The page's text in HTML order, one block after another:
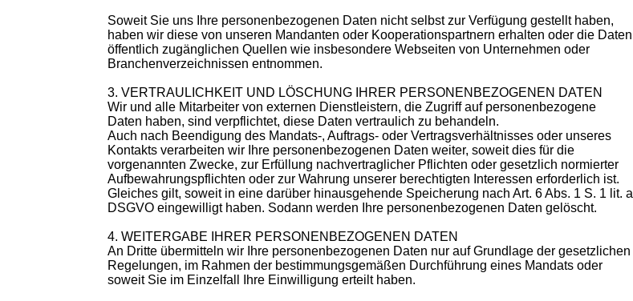
Soweit Sie uns Ihre personenbezogenen Daten nicht selbst zur Verfügung gestellt haben,
haben wir diese von unseren Mandanten oder Kooperationspartnern erhalten oder die Daten
öffentlich zugänglichen Quellen wie insbesondere Webseiten von Unternehmen oder
Branchenverzeichnissen entnommen.
3. VERTRAULICHKEIT UND LÖSCHUNG IHRER PERSONENBEZOGENEN DATEN
Wir und alle Mitarbeiter von externen Dienstleistern, die Zugriff auf personenbezogene
Daten haben, sind verpflichtet, diese Daten vertraulich zu behandeln.
Auch nach Beendigung des Mandats-, Auftrags- oder Vertragsverhältnisses oder unseres
Kontakts verarbeiten wir Ihre personenbezogenen Daten weiter, soweit dies für die
vorgenannten Zwecke, zur Erfüllung nachvertraglicher Pflichten oder gesetzlich normierter
Aufbewahrungspflichten oder zur Wahrung unserer berechtigten Interessen erforderlich ist.
Gleiches gilt, soweit in eine darüber hinausgehende Speicherung nach Art. 6 Abs. 1 S. 1 lit. a
DSGVO eingewilligt haben. Sodann werden Ihre personenbezogenen Daten gelöscht.
4. WEITERGABE IHRER PERSONENBEZOGENEN DATEN
An Dritte übermitteln wir Ihre personenbezogenen Daten nur auf Grundlage der gesetzlichen
Regelungen, im Rahmen der bestimmungsgemäßen Durchführung eines Mandats oder
soweit Sie im Einzelfall Ihre Einwilligung erteilt haben.